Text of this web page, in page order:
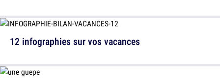
12 infographies sur vos vacances